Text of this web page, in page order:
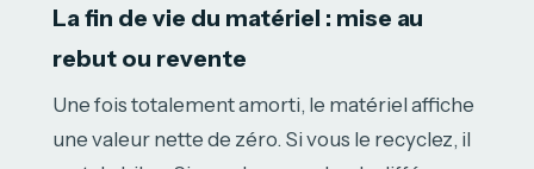
La fin de vie du matériel : mise au
rebut ou revente
Une fois totalement amorti, le matériel affiche
une valeur nette de zéro. Si vous le recyclez, il